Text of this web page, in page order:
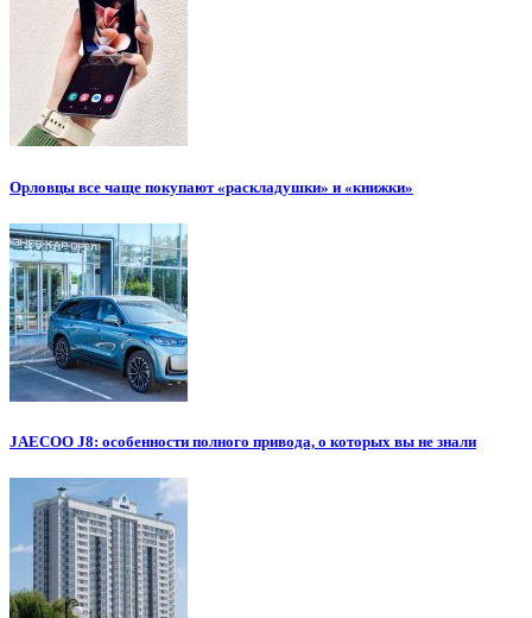
Орловцы все чаще покупают «раскладушки» и «книжки»
JAECOO J8: особенности полного привода, о которых вы не знали